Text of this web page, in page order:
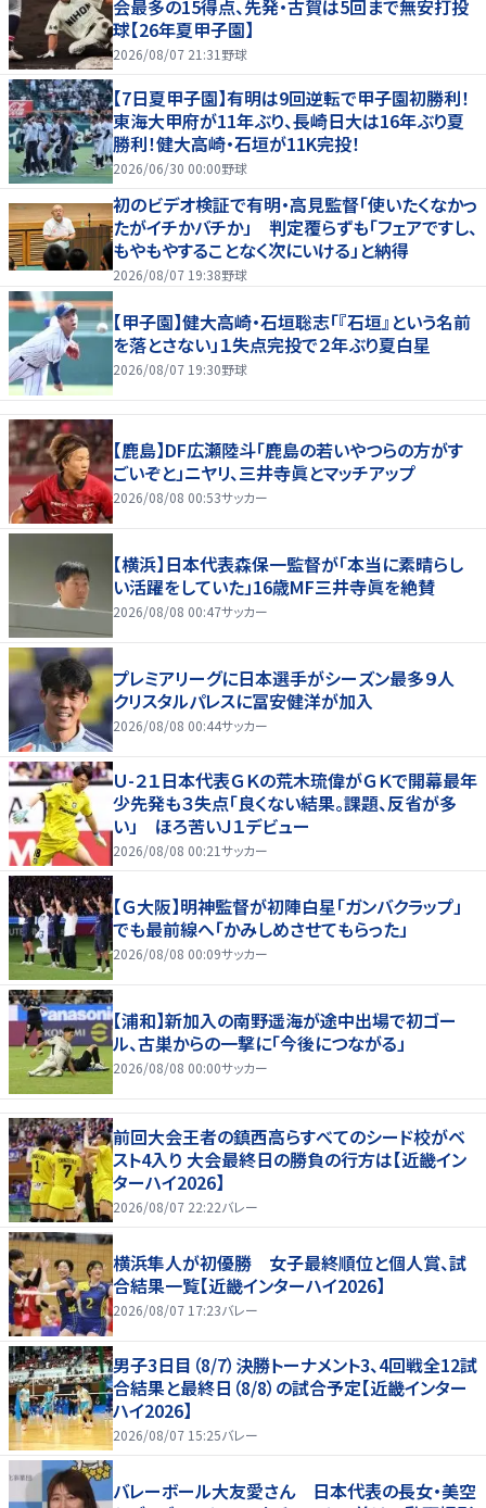
会最多の15得点、先発・古賀は5回まで無安打投
球【26年夏甲子園】
2026/08/07 21:31 野球
【7日夏甲子園】有明は9回逆転で甲子園初勝利！
東海大甲府が11年ぶり、長崎日大は16年ぶり夏
勝利！健大高崎・石垣が11K完投！
2026/06/30 00:00野球
初のビデオ検証で有明・高見監督「使いたくなかっ
たがイチかバチか」 判定覆らずも「フェアですし、
もやもやすることなく次にいける」と納得
2026/08/07 19:38野球
【甲子園】健大高崎・石垣聡志「『石垣』という名前
を落とさない」１失点完投で２年ぶり夏白星
2026/08/07 19:30野球
【鹿島】DF広瀬陸斗「鹿島の若いやつらの方がす
ごいぞと」ニヤリ、三井寺眞とマッチアップ
2026/08/08 00:53サッカー
【横浜】日本代表森保一監督が「本当に素晴らし
い活躍をしていた」16歳MF三井寺眞を絶賛
2026/08/08 00:47サッカー
プレミアリーグに日本選手がシーズン最多９人
クリスタルパレスに冨安健洋が加入
2026/08/08 00:44サッカー
Ｕ-２１日本代表ＧＫの荒木琉偉がＧＫで開幕最年
少先発も３失点「良くない結果。課題、反省が多
い」 ほろ苦いＪ１デビュー
2026/08/08 00:21サッカー
【Ｇ大阪】明神監督が初陣白星「ガンバクラップ」
でも最前線へ「かみしめさせてもらった」
2026/08/08 00:09サッカー
【浦和】新加入の南野遥海が途中出場で初ゴー
ル、古巣からの一撃に「今後につながる」
2026/08/08 00:00サッカー
前回大会王者の鎮西高らすべてのシード校がベ
スト4入り 大会最終日の勝負の行方は【近畿イン
ターハイ2026】
2026/08/07 22:22バレー
横浜隼人が初優勝 女子最終順位と個人賞、試
合結果一覧【近畿インターハイ2026】
2026/08/07 17:23バレー
男子3日目（8/7）決勝トーナメント3、4回戦全12試
合結果と最終日（8/8）の試合予定【近畿インター
ハイ2026】
2026/08/07 15:25バレー
バレーボール大友愛さん 日本代表の長女・美空